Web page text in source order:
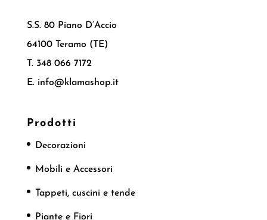
S.S. 80 Piano D’Accio
64100 Teramo (TE)
T. 348 066 7172
E. info@klamashop.it
Prodotti
Decorazioni
Mobili e Accessori
Tappeti, cuscini e tende
Piante e Fiori